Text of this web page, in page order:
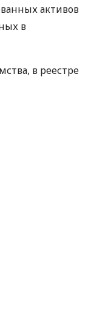
активов
в
в реестре